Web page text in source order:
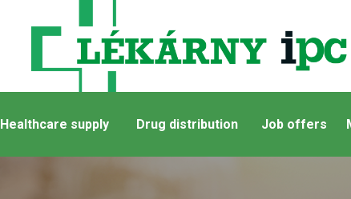
Healthcare supply Drug distribution Job offers